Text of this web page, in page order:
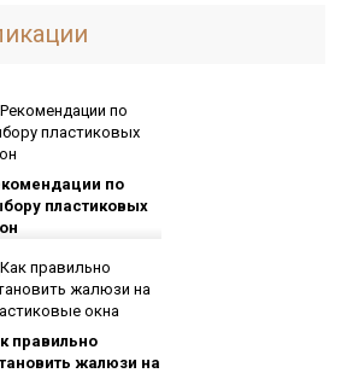
по
пластиковых
правильно
жалюзи на